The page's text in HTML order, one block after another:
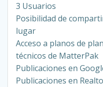
3 Usuarios
Posibilidad de
lugar
Acceso a planos de
técnicos de MatterPak
Publicaciones en
Publicaciones en